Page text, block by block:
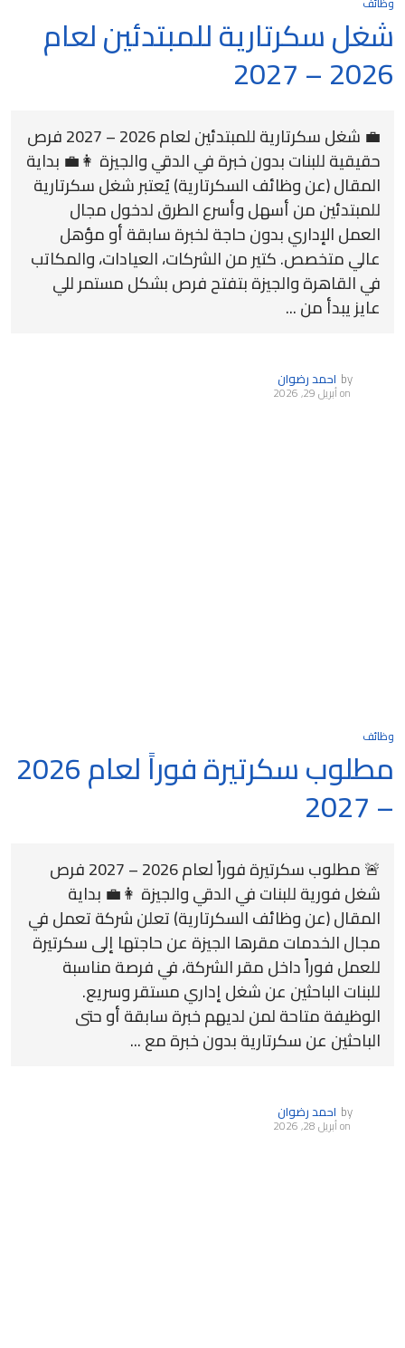
شغل سكرتارية للمبتدئين لعام
2026 – 2027
💼 شغل سكرتارية للمبتدئين لعام 2026 – 2027 فرص
حقيقية للبنات بدون خبرة في الدقي والجيزة 👩‍💼 بداية
المقال (عن وظائف السكرتارية) يُعتبر شغل سكرتارية
للمبتدئين من أسهل وأسرع الطرق لدخول مجال
العمل الإداري بدون حاجة لخبرة سابقة أو مؤهل
عالي متخصص. كتير من الشركات، العيادات، والمكاتب
في القاهرة والجيزة بتفتح فرص بشكل مستمر للي
عايز يبدأ من ...
by احمد رضوان
onأبريل 29, 2026
وظائف
مطلوب سكرتيرة فوراً لعام 2026
– 2027
🚨 مطلوب سكرتيرة فوراً لعام 2026 – 2027 فرص
شغل فورية للبنات في الدقي والجيزة 👩‍💼 بداية
المقال (عن وظائف السكرتارية) تعلن شركة تعمل في
مجال الخدمات مقرها الجيزة عن حاجتها إلى سكرتيرة
للعمل فوراً داخل مقر الشركة، في فرصة مناسبة
للبنات الباحثين عن شغل إداري مستقر وسريع.
الوظيفة متاحة لمن لديهم خبرة سابقة أو حتى
الباحثين عن سكرتارية بدون خبرة مع ...
by احمد رضوان
onأبريل 28, 2026